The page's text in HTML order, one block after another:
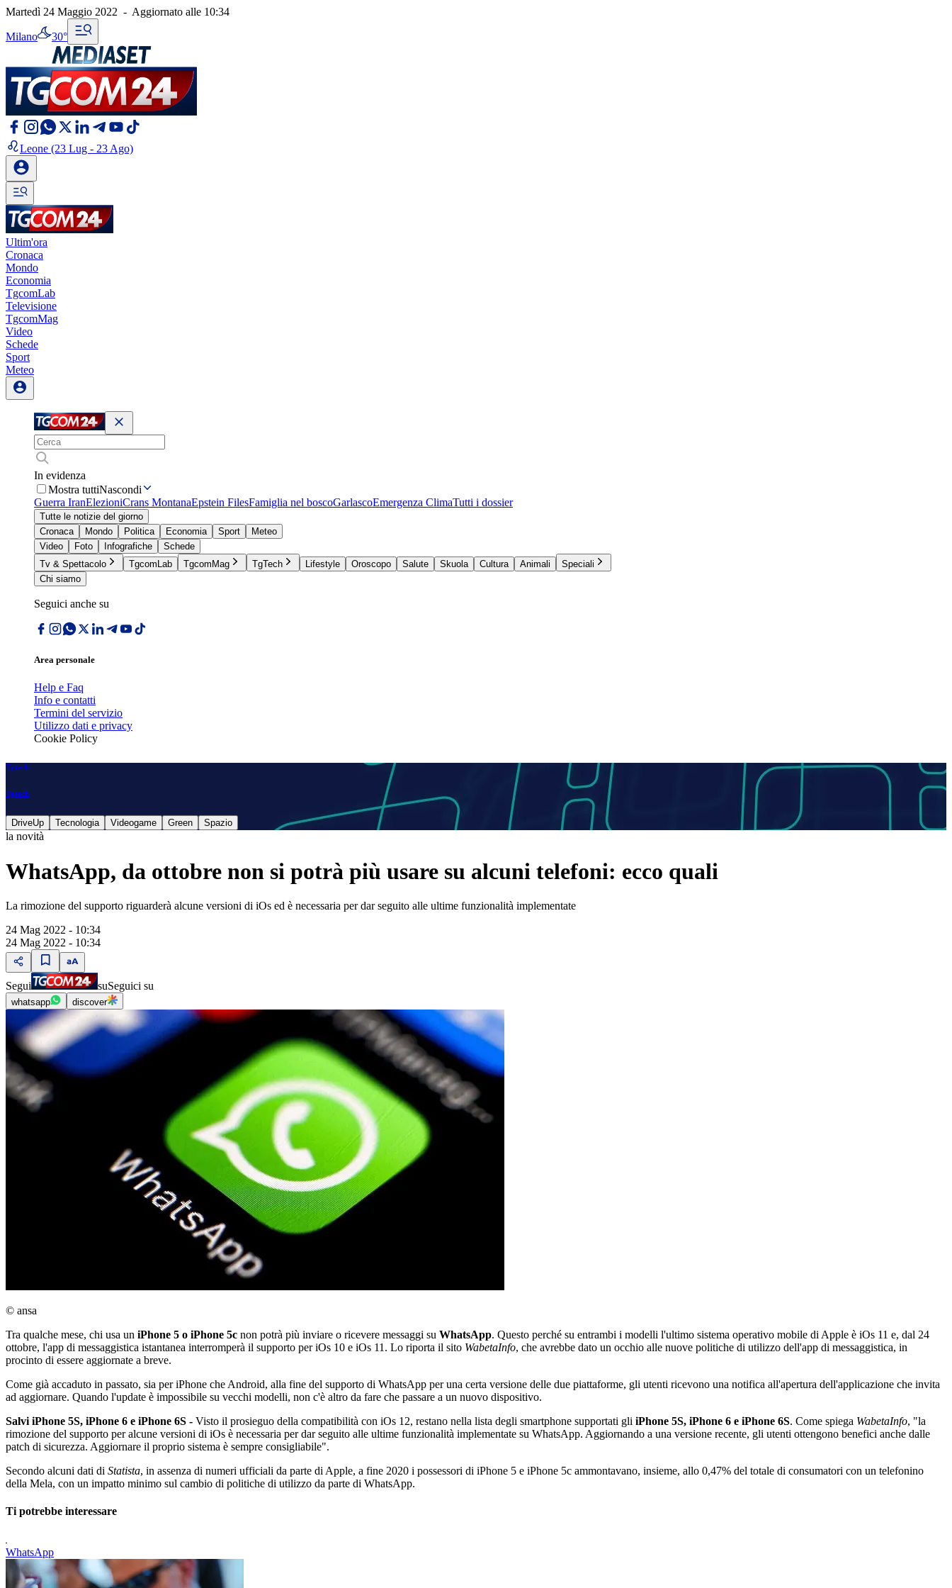
Martedì 24 Maggio 2022 - Aggiornato alle 10:34
Milano 30°
Leone (23 Lug - 23 Ago)
Ultim'ora
Cronaca
Mondo
Economia
TgcomLab
Televisione
TgcomMag
Video
Schede
Sport
Meteo
In evidenza
Mostra tuttiNascondi
Guerra IranElezioniCrans MontanaEpstein FilesFamiglia nel boscoGarlascoEmergenza ClimaTutti i dossier
Tutte le notizie del giorno
Cronaca
Mondo Politica Economia Sport
Meteo
Video
Foto Infografiche
Schede
Tv & Spettacolo
TgcomLab TgcomMag TgTech Lifestyle Oroscopo Salute Skuola Cultura Animali
Speciali
Chi siamo
Seguici anche su
Area personale
Help e Faq
Info e contatti
Termini del servizio
Utilizzo dati e privacy
Cookie Policy
Tgtech
Tgtech
DriveUp Tecnologia Videogame Green Spazio
la novità
WhatsApp, da ottobre non si potrà più usare su alcuni telefoni: ecco quali
La rimozione del supporto riguarderà alcune versioni di iOs ed è necessaria per dar seguito alle ultime funzionalità implementate
24 Mag 2022 - 10:34
24 Mag 2022 - 10:34
Segui suSeguici su
whatsapp discover
© ansa
Tra qualche mese, chi usa un iPhone 5 o iPhone 5c non potrà più inviare o ricevere messaggi su WhatsApp. Questo perché su entrambi i modelli l'ultimo sistema operativo mobile di Apple è iOs 11 e, dal 24
ottobre, l'app di messaggistica istantanea interromperà il supporto per iOs 10 e iOs 11. Lo riporta il sito WabetaInfo, che avrebbe dato un occhio alle nuove politiche di utilizzo dell'app di messaggistica, in
procinto di essere aggiornate a breve.
Come già accaduto in passato, sia per iPhone che Android, alla fine del supporto di WhatsApp per una certa versione delle due piattaforme, gli utenti ricevono una notifica all'apertura dell'applicazione che invita
ad aggiornare. Quando l'update è impossibile su vecchi modelli, non c'è altro da fare che passare a un nuovo dispositivo.
Salvi iPhone 5S, iPhone 6 e iPhone 6S - Visto il prosieguo della compatibilità con iOs 12, restano nella lista degli smartphone supportati gli iPhone 5S, iPhone 6 e iPhone 6S. Come spiega WabetaInfo, "la
rimozione del supporto per alcune versioni di iOs è necessaria per dar seguito alle ultime funzionalità implementate su WhatsApp. Aggiornando a una versione recente, gli utenti ottengono benefici anche dalle
patch di sicurezza. Aggiornare il proprio sistema è sempre consigliabile".
Secondo alcuni dati di Statista, in assenza di numeri ufficiali da parte di Apple, a fine 2020 i possessori di iPhone 5 e iPhone 5c ammontavano, insieme, allo 0,47% del totale di consumatori con un telefonino
della Mela, con un impatto minimo sul cambio di politiche di utilizzo da parte di WhatsApp.
Ti potrebbe interessare
WhatsApp